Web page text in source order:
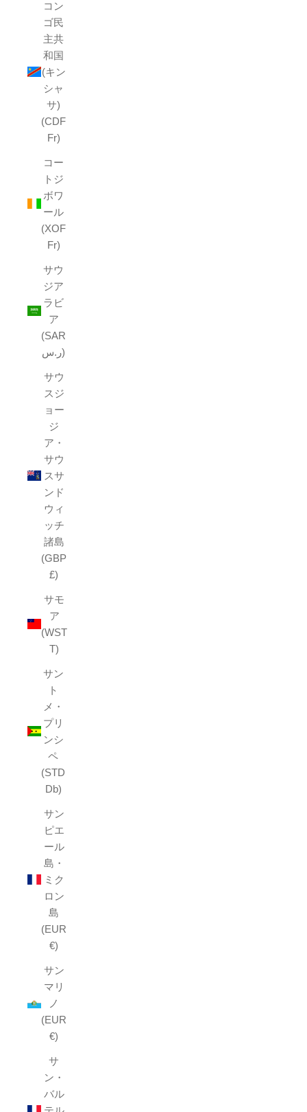
コン
ゴ民
主共
和国
(キン
シャ
サ)
(CDF
Fr)
コー
トジ
ボワ
ール
(XOF
Fr)
サウ
ジア
ラビ
ア
(SAR
ر.س)
サウ
スジ
ョー
ジ
ア・
サウ
スサ
ンド
ウィ
ッチ
諸島
(GBP
£)
サモ
ア
(WST
T)
サン
ト
メ・
プリ
ンシ
ペ
(STD
Db)
サン
ピエ
ール
島・
ミク
ロン
島
(EUR
€)
サン
マリ
ノ
(EUR
€)
サ
ン・
バル